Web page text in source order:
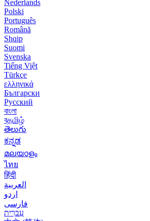
Nederlands
Polski
Português
Română
Shqip
Suomi
Svenska
Tiếng Việt
Türkçe
ελληνικά
Български
Русский
বাংলা
বதமிழ்
తెలుగు
ಕನ್ನಡ
മലയാളം
ไทย
हिंदी
العربية
اردو
فارسی
עִברִית